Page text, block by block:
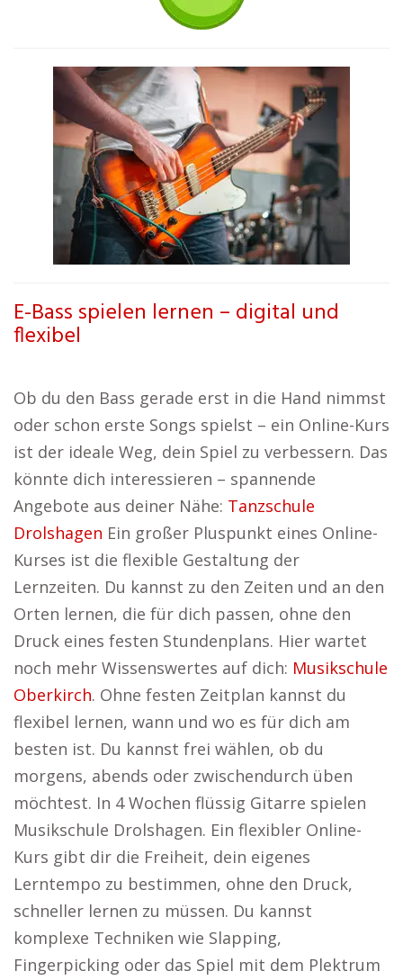
E-Bass spielen lernen – digital und
flexibel
Ob du den Bass gerade erst in die Hand nimmst
oder schon erste Songs spielst – ein Online-Kurs
ist der ideale Weg, dein Spiel zu verbessern. Das
könnte dich interessieren – spannende
Angebote aus deiner Nähe: Tanzschule
Drolshagen Ein großer Pluspunkt eines Online-
Kurses ist die flexible Gestaltung der
Lernzeiten. Du kannst zu den Zeiten und an den
Orten lernen, die für dich passen, ohne den
Druck eines festen Stundenplans. Hier wartet
noch mehr Wissenswertes auf dich: Musikschule
Oberkirch. Ohne festen Zeitplan kannst du
flexibel lernen, wann und wo es für dich am
besten ist. Du kannst frei wählen, ob du
morgens, abends oder zwischendurch üben
möchtest. In 4 Wochen flüssig Gitarre spielen
Musikschule Drolshagen. Ein flexibler Online-
Kurs gibt dir die Freiheit, dein eigenes
Lerntempo zu bestimmen, ohne den Druck,
schneller lernen zu müssen. Du kannst
komplexe Techniken wie Slapping,
Fingerpicking oder das Spiel mit dem Plektrum